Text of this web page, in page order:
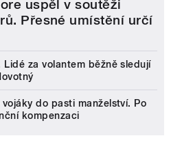
uspěl v soutěži
Přesné umístění určí
Lidé za volantem běžně sledují
vojáky do pasti manželství. Po
kompenzaci